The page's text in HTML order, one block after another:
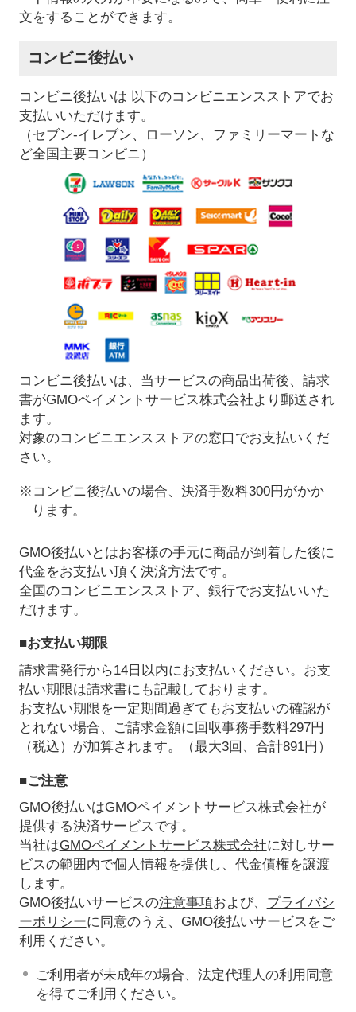
文をすることができます。
コンビニ後払い
コンビニ後払いは 以下のコンビニエンスストアでお
支払いいただけます。
（セブン-イレブン、ローソン、ファミリーマートな
ど全国主要コンビニ）
コンビニ後払いは、当サービスの商品出荷後、請求
書がGMOペイメントサービス株式会社より郵送され
ます。
対象のコンビニエンスストアの窓口でお支払いくだ
さい。
※コンビニ後払いの場合、決済手数料300円がかか
ります。
GMO後払いとはお客様の手元に商品が到着した後に
代金をお支払い頂く決済方法です。
全国のコンビニエンスストア、銀行でお支払いいた
だけます。
■お支払い期限
請求書発行から14日以内にお支払いください。お支
払い期限は請求書にも記載しております。
お支払い期限を一定期間過ぎてもお支払いの確認が
とれない場合、ご請求金額に回収事務手数料297円
（税込）が加算されます。（最大3回、合計891円）
■ご注意
GMO後払いはGMOペイメントサービス株式会社が
提供する決済サービスです。
当社はGMOペイメントサービス株式会社に対しサー
ビスの範囲内で個人情報を提供し、代金債権を譲渡
します。
GMO後払いサービスの注意事項および、 プライバシ
ーポリシーに同意のうえ、GMO後払いサービスをご
利用ください。
ご利用者が未成年の場合、法定代理人の利用同意
を得てご利用ください。